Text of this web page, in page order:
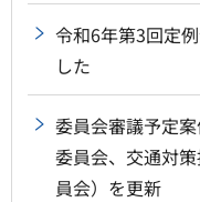
令和6年第3回定
した
委員会審議予定
委員会、交通対
員会）を更新